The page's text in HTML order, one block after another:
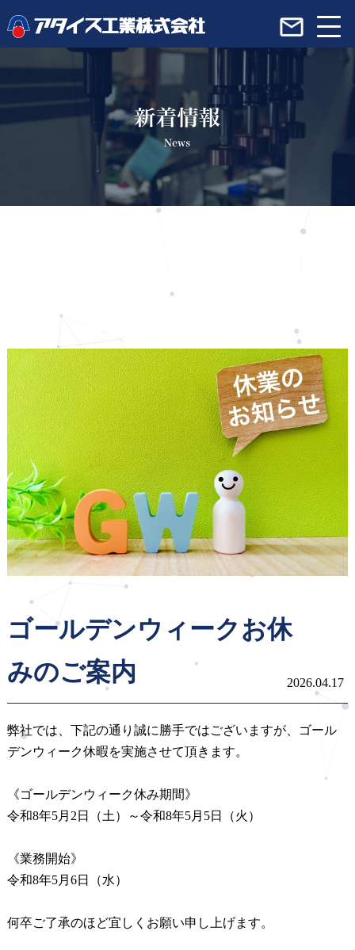
アタイス工業のこだわり
会社概要
製品紹介
サービス紹介
新着情報一覧
企業活動
お問い合わせ
ゴールデンウィークお休
みのご案内
2026.04.17
弊社では、下記の通り誠に勝手ではございますが、ゴール
デンウィーク休暇を実施させて頂きます。
《ゴールデンウィーク休み期間》
令和8年5月2日（土）～令和8年5月5日（火）
《業務開始》
令和8年5月6日（水）
何卒ご了承のほど宜しくお願い申し上げます。